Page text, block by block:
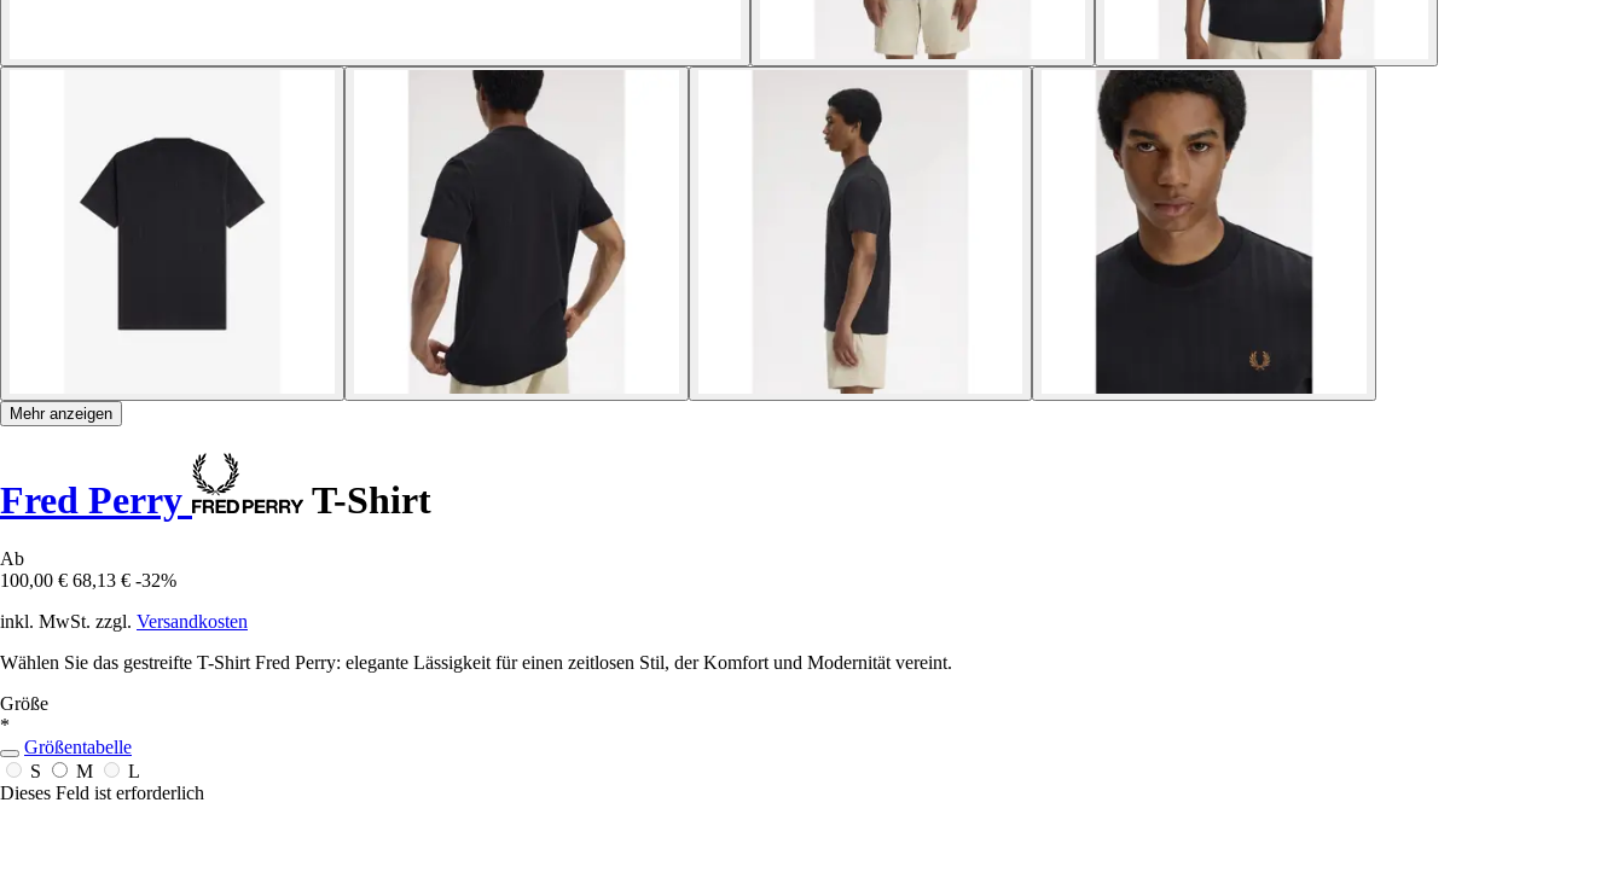
Mehr anzeigen
Fred Perry T-Shirt
Ab
100,00 € 68,13 € -32%
inkl. MwSt. zzgl. Versandkosten
Wählen Sie das gestreifte T-Shirt Fred Perry: elegante Lässigkeit für einen zeitlosen Stil, der Komfort und Modernität vereint.
Größe
*
Größentabelle
S
M
L
Dieses Feld ist erforderlich